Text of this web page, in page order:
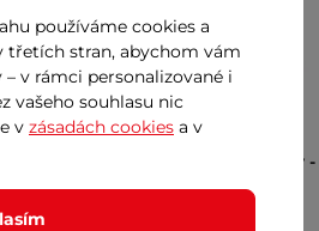
Kolečkové brusle Powerslide
Phuzion Radon Black 80 Trinity -
Pohodlné a prodyšné brusle s 80mm
používáme cookies a
stran, abychom vám
v rámci personalizované i
vašeho souhlasu nic
v zásadách cookies a v